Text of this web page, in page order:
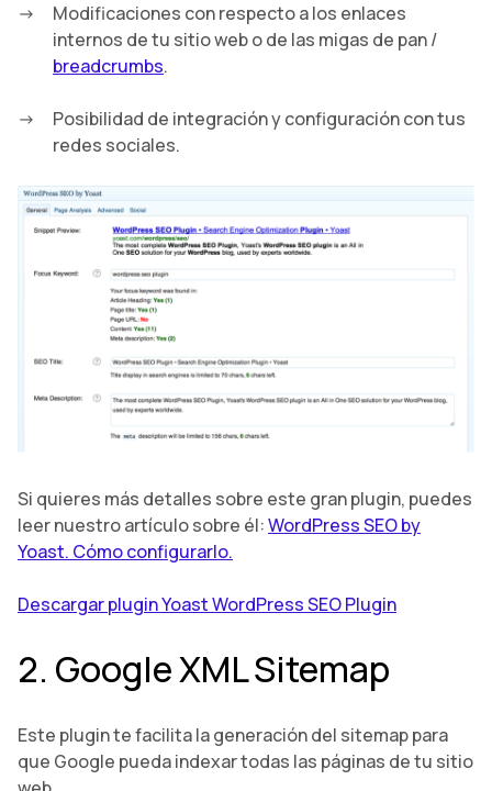
Modificaciones con respecto a los enlaces
internos de tu sitio web o de las migas de pan /
breadcrumbs.
Posibilidad de integración y configuración con tus
redes sociales.
Si quieres más detalles sobre este gran plugin, puedes
leer nuestro artículo sobre él:WordPress SEO by
Yoast. Cómo configurarlo.
Descargar plugin Yoast WordPress SEO Plugin
2. Google XML Sitemap
Este plugin te facilita la generación del sitemap para
que Google pueda indexar todas las páginas de tu sitio